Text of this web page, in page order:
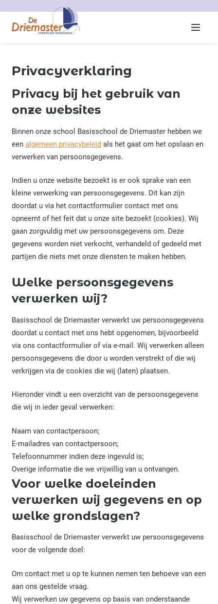
Menu
Privacyverklaring
Privacy bij het gebruik van
onze websites
Binnen onze school Basisschool de Driemaster hebben we
een algemeen privacybeleid als het gaat om het opslaan en
verwerken van persoonsgegevens.
Indien u onze website bezoekt is er ook sprake van een
kleine verwerking van persoonsgegevens. Dit kan zijn
doordat u via het contactformulier contact met ons
opneemt of het feit dat u onze site bezoekt (cookies). Wij
gaan zorgvuldig met uw persoonsgegevens om. Deze
gegevens worden niet verkocht, verhandeld of gedeeld met
partijen die niets met onze diensten te maken hebben.
Welke persoonsgegevens
verwerken wij?
Basisschool de Driemaster verwerkt uw persoonsgegevens
doordat u contact met ons hebt opgenomen, bijvoorbeeld
via ons contactformulier of via e-mail. Wij verwerken alleen
persoonsgegevens die door u worden verstrekt of die wij
verkrijgen via de cookies die wij (laten) plaatsen.
Hieronder vindt u een overzicht van de persoonsgegevens
die wij in ieder geval verwerken:
Naam van contactpersoon;
E-mailadres van contactpersoon;
Telefoonnummer indien deze ingevuld is;
Overige informatie die we vrijwillig van u ontvangen.
Voor welke doeleinden
verwerken wij gegevens en op
welke grondslagen?
Basisschool de Driemaster verwerkt uw persoonsgegevens
voor de volgende doel:
Om contact met u op te kunnen nemen ten behoeve van een
aan ons gestelde vraag.
Wij verwerken uw gegevens op basis van onderstaande